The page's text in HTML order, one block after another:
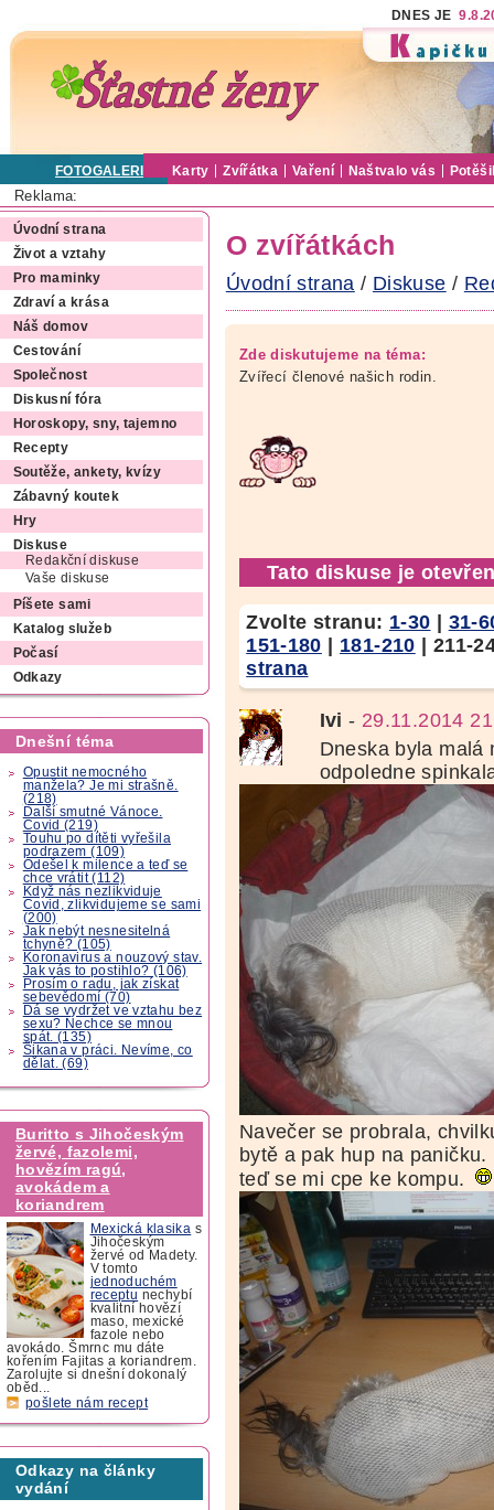
DNES JE
FOTOGALERIE Karty Zvířátka Vaření Naštvalo vás
Reklama:
Úvodní strana
Život a vztahy
Pro maminky
Zdraví a krása
Náš domov
Cestování
Společnost
Diskusní fóra
Horoskopy, sny, tajemno
Recepty
Soutěže, ankety, kvízy
Zábavný koutek
Hry
Diskuse
Redakční diskuse
Vaše diskuse
Píšete sami
Katalog služeb
Počasí
Odkazy
Dnešní téma
Opustit nemocného
manžela? Je mi strašně.
(218)
Další smutné Vánoce.
Covid (219)
Touhu po dítěti vyřešila
podrazem (109)
Odešel k milence a teď se
chce vrátit (112)
Když nás nezlikviduje
Covid, zlikvidujeme se sami
(200)
Jak nebýt nesnesitelná
tchyně? (105)
Koronavirus a nouzový stav.
Jak vás to postihlo? (106)
Prosím o radu, jak získat
sebevědomí (70)
Dá se vydržet ve vztahu bez
sexu? Nechce se mnou
spát. (135)
Šikana v práci. Nevíme, co
dělat. (69)
Buritto s Jihočeským
žervé, fazolemi,
hovězím ragú,
avokádem a
koriandrem
Mexická klasika s
Jihočeským
žervé od Madety.
V tomto
jednoduchém
receptu nechybí
kvalitní hovězí
maso, mexické
fazole nebo
avokádo. Šmrnc mu dáte
kořením Fajitas a koriandrem.
Zarolujte si dnešní dokonalý
oběd...
pošlete nám recept
Odkazy na články
vydání
O zvířátkách
Úvodní strana / Diskuse /
Zde diskutujeme na téma:
Zvířecí členové našich rodin.
Tato diskuse je
Zvolte stranu: 1-30
31-
151-180
181-210
211-
strana
Ivi - 29.11.2014
Dneska byla malá
odpoledne
Navečer se probrala,
bytě a pak hup na
teď se mi cpe ke kompu.